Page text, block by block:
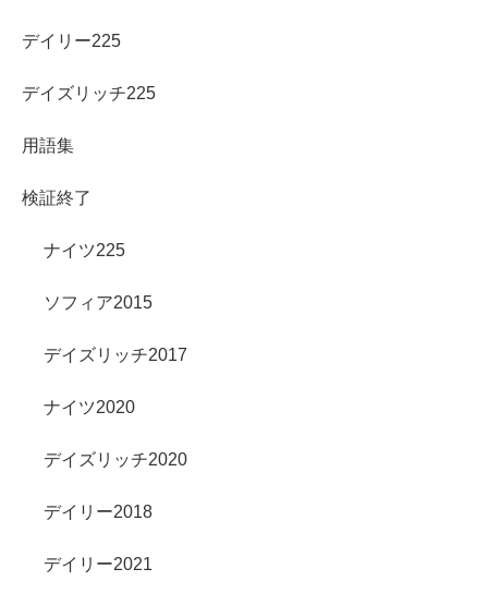
デイリー225
デイズリッチ225
用語集
検証終了
ナイツ225
ソフィア2015
デイズリッチ2017
ナイツ2020
デイズリッチ2020
デイリー2018
デイリー2021